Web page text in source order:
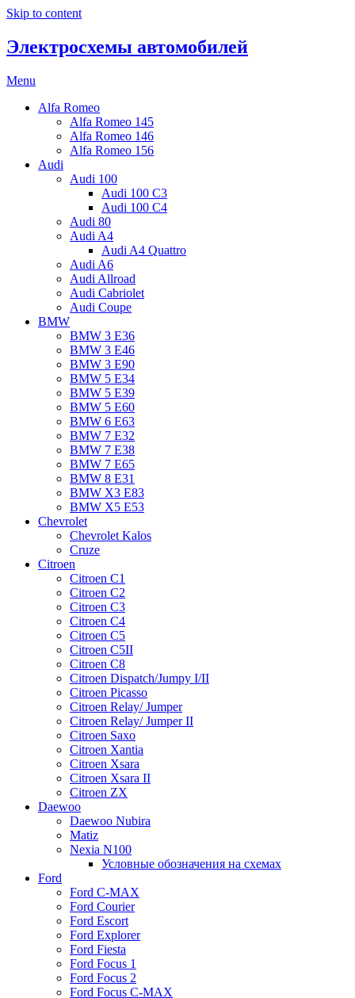
Skip to content
Электросхемы автомобилей
Menu
Alfa Romeo
Alfa Romeo 145
Alfa Romeo 146
Alfa Romeo 156
Audi
Audi 100
Audi 100 C3
Audi 100 C4
Audi 80
Audi A4
Audi A4 Quattro
Audi A6
Audi Allroad
Audi Cabriolet
Audi Coupe
BMW
BMW 3 E36
BMW 3 E46
BMW 3 E90
BMW 5 E34
BMW 5 E39
BMW 5 E60
BMW 6 Е63
BMW 7 Е32
BMW 7 Е38
BMW 7 Е65
BMW 8 Е31
BMW X3 E83
BMW X5 E53
Chevrolet
Chevrolet Kalos
Cruze
Citroen
Citroen C1
Citroen C2
Citroen C3
Citroen C4
Citroen C5
Citroen C5II
Citroen C8
Citroen Dispatch/Jumpy I/II
Citroen Picasso
Citroen Relay/ Jumper
Citroen Relay/ Jumper II
Citroen Saxo
Citroen Xantia
Citroen Xsara
Citroen Xsara II
Citroen ZX
Daewoo
Daewoo Nubira
Matiz
Nexia N100
Условные обозначения на схемах
Ford
Ford C-MAX
Ford Courier
Ford Escort
Ford Explorer
Ford Fiesta
Ford Focus 1
Ford Focus 2
Ford Focus C-MAX